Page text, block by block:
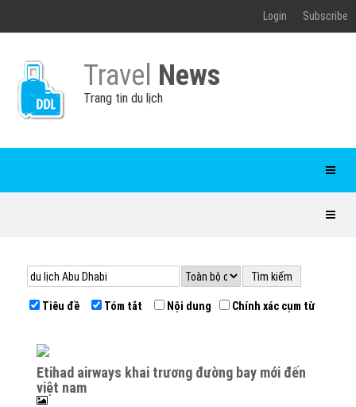
Login Subscribe
Travel News
Trang tin du lịch
Tiêu đề Tóm tắt Nội dung Chính xác cụm từ
etihad airways khai trương đường bay mới đến
việt nam